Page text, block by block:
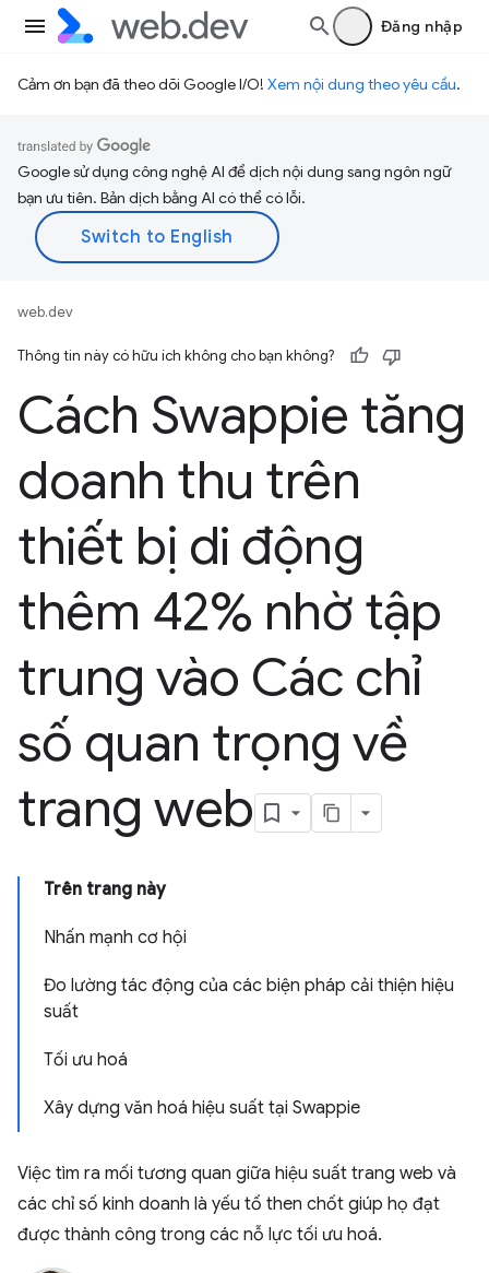
Đăng nhập
Cảm ơn bạn đã theo dõi Google I/O! Xem nội dung theo yêu cầu.
Google sử dụng công nghệ AI để dịch nội dung sang ngôn ngữ
bạn ưu tiên. Bản dịch bằng AI có thể có lỗi.
web.dev
Thông tin này có hữu ích không cho bạn không?
Cách Swappie tăng
doanh thu trên
thiết bị di động
thêm 42% nhờ tập
trung vào Các chỉ
số quan trọng về
trang web
Trên trang này
Nhấn mạnh cơ hội
Đo lường tác động của các biện pháp cải thiện hiệu
suất
Tối ưu hoá
Xây dựng văn hoá hiệu suất tại Swappie
Việc tìm ra mối tương quan giữa hiệu suất trang web và
các chỉ số kinh doanh là yếu tố then chốt giúp họ đạt
được thành công trong các nỗ lực tối ưu hoá.